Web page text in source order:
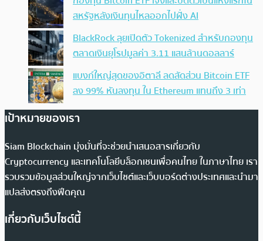
สหรัฐหลังเงินทุนไหลออกไปฝั่ง AI
BlackRock ลุยเปิดตัว Tokenized สำหรับกองทุน
ตลาดเงินยุโรปมูลค่า 3.11 แสนล้านดอลลาร์
แบงก์ใหญ่สุดของอิตาลี ลดสัดส่วน Bitcoin ETF
ลง 99% หันลงทุน ใน Ethereum แทนถึง 3 เท่า
เป้าหมายของเรา
Siam Blockchain มุ่งมั่นที่จะช่วยนำเสนอสารเกี่ยวกับ
Cryptocurrency และเทคโนโลยีบล็อกเชนเพื่อคนไทย ในภาษาไทย เรา
รวบรวมข้อมูลส่วนใหญ่จากเว็บไซต์และเว็บบอร์ดต่างประเทศและนำมา
แปลส่งตรงถึงฟีดคุณ
เกี่ยวกับเว็บไซต์นี้